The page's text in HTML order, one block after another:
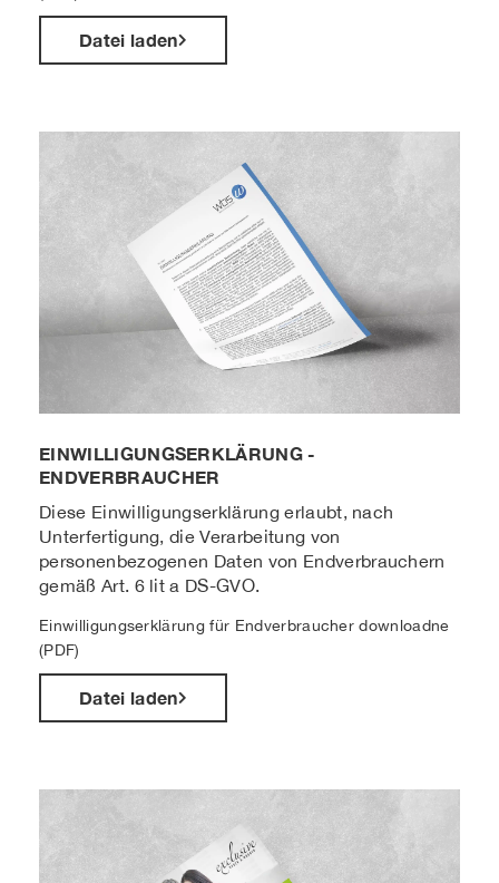
Datei laden
EINWILLIGUNGSERKLÄRUNG -
ENDVERBRAUCHER
Diese Einwilligungserklärung erlaubt, nach
Unterfertigung, die Verarbeitung von
personenbezogenen Daten von Endverbrauchern
gemäß Art. 6 lit a DS-GVO.
Einwilligungserklärung für Endverbraucher downloadne
(PDF)
Datei laden